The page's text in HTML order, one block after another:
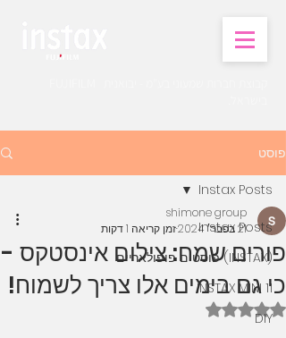
פוסט
Instax Posts
(INSTAX) פוסטים פופולאריים
INSTAX MINI 11
DIY
Instax Posts
פורים שמח: צילום אינסטקס -
כי גם בימים אלו צריך לשמוח!
shimone group
21 בפבר׳ 2024
זמן קריאה 1 דקות
דירוג של NaN מתוך 5 כוכבים